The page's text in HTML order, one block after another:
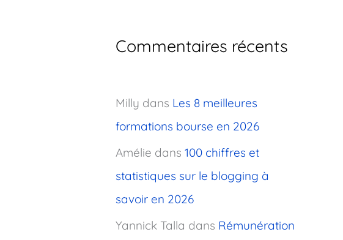
Commentaires récents
Milly dans Les 8 meilleures
formations bourse en 2026
Amélie dans 100 chiffres et
statistiques sur le blogging à
savoir en 2026
Yannick Talla dans Rémunération